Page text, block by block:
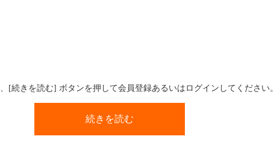
[続きを読む] ボタンを押して会員登録あるいはログインしてください。
続きを読む